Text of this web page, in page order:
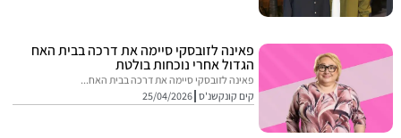
פאינה לזובסקי סיימה את דרכה בבית האח
הגדול אחרי נוכחות בולטת
פאינה לזובסקי סיימה את דרכה בבית האח...
קים קונקשנ'ס 25/04/2026